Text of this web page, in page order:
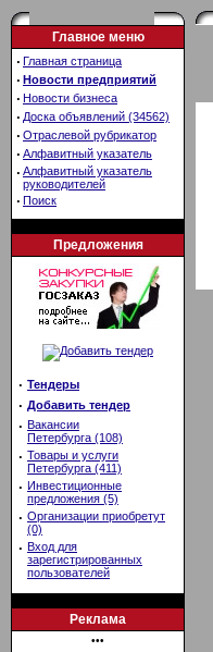
Главное меню
· Главная страница
· Новости предприятий
· Новости бизнеса
· Доска объявлений (34562)
· Отраслевой рубрикатор
· Алфавитный указатель
· Алфавитный указатель
руководителей
· Поиск
Предложения
· Тендеры
· Добавить тендер
· Вакансии
Петербурга (108)
· Товары и услуги
Петербурга (411)
· Инвестиционные
предложения (5)
· Организации приобретут
(0)
· Вход для
зарегистрированных
пользователей
Реклама
•••